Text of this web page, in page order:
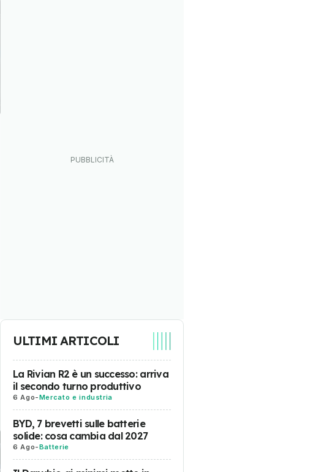
ULTIMI ARTICOLI
La Rivian R2 è un successo: arriva
il secondo turno produttivo
6 Ago-Mercato e industria
BYD, 7 brevetti sulle batterie
solide: cosa cambia dal 2027
6 Ago-Batterie